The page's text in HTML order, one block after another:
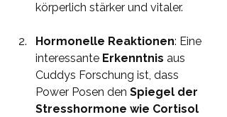
körperlich stärker und vitaler.
Hormonelle Reaktionen: Eine
interessante Erkenntnis aus
Cuddys Forschung ist, dass
Power Posen den Spiegel der
Stresshormone wie Cortisol